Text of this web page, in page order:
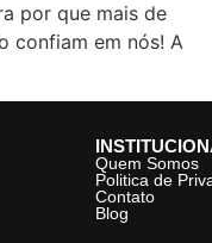
por que mais de
confiam em nós! A
Quem Somos
Politica de
Contato
Blog